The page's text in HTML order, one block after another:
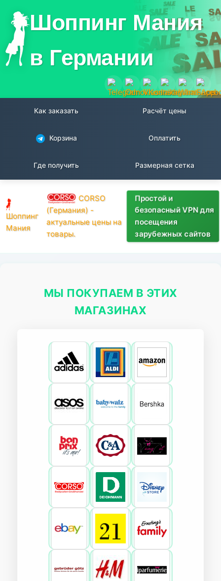
Шоппинг Мания
в Германии
Как заказать Расчёт цены
Корзина Оплатить
Где получить Размерная сетка
Шоппинг
Мания
CORSO
(Германия) -
актуальные цены на
товары.
Простой и
безопасный VPN для
посещения
зарубежных сайтов
МЫ ПОКУПАЕМ В ЭТИХ
МАГАЗИНАХ